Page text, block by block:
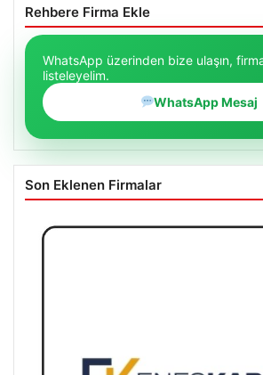
Rehbere Firma Ekle
WhatsApp üzerinden bize ulaşın,
listeleyelim.
WhatsApp Mesaj
Son Eklenen Firmalar